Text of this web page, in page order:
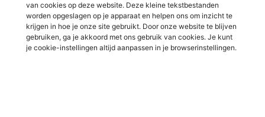
van cookies op deze website. Deze kleine tekstbestanden
worden opgeslagen op je apparaat en helpen ons om inzicht te
krijgen in hoe je onze site gebruikt. Door onze website te blijven
gebruiken, ga je akkoord met ons gebruik van cookies. Je kunt
je cookie-instellingen altijd aanpassen in je browserinstellingen.
Vacatures in Winterswijk
Vacatures in Zelhem
Vacatures in Zutphen